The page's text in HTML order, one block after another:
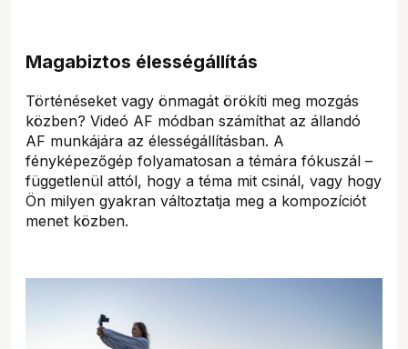
Magabiztos élességállítás
Történéseket vagy önmagát örökíti meg mozgás
közben? Videó AF módban számíthat az állandó
AF munkájára az élességállításban. A
fényképezőgép folyamatosan a témára fókuszál –
függetlenül attól, hogy a téma mit csinál, vagy hogy
Ön milyen gyakran változtatja meg a kompozíciót
menet közben.